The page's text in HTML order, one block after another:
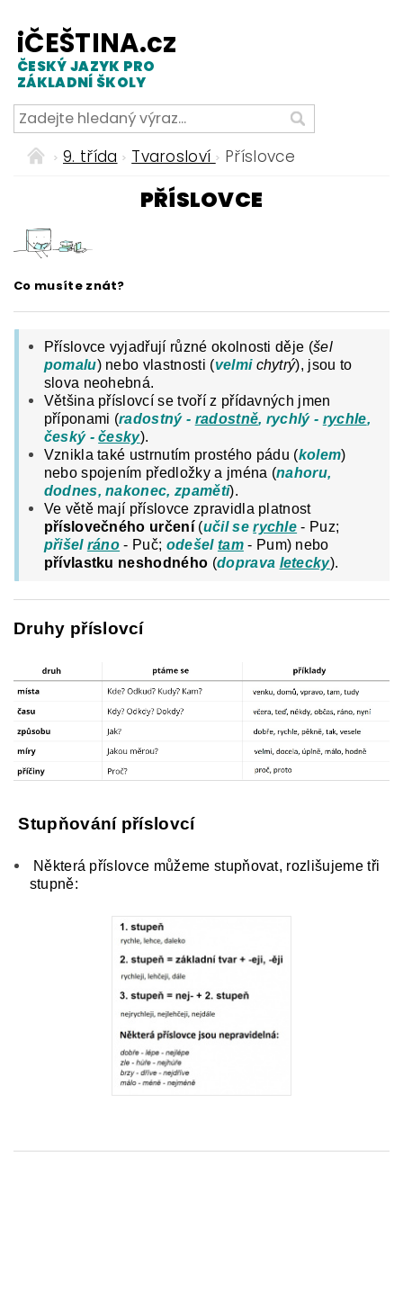
iČEŠTINA.cz
ČESKÝ JAZYK PRO
ZÁKLADNÍ ŠKOLY
9. třída Tvarosloví Příslovce
PŘÍSLOVCE
Co musíte znát?
Příslovce vyjadřují různé okolnosti děje (šel
pomalu) nebo vlastnosti (velmichytrý), jsou to
slova neohebná.
Většina příslovcí se tvoří z přídavných jmen
příponami (radostný - radostně, rychlý - rychle,
český -česky).
Vznikla také ustrnutím prostého pádu (kolem)
nebo spojením předložky a jména (nahoru,
dodnes, nakonec, zpaměti).
Ve větě mají příslovce zpravidla platnost
příslovečného určení (učil serychle - Puz;
přišel ráno - Puč; odešel tam- Pum) nebo
přívlastku neshodného (doprava letecky).
Druhy příslovcí
Stupňování příslovcí
Některá příslovce můžeme stupňovat, rozlišujeme tři
stupně: